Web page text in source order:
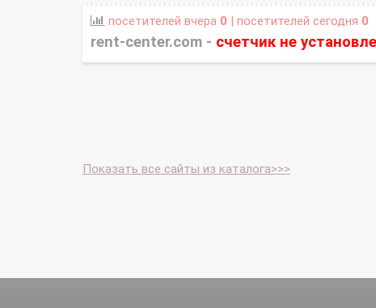
посетителей вчера 0 | посетителей сегодня 0
rent-center.com - счетчик не
Показать все сайты из каталога>>>